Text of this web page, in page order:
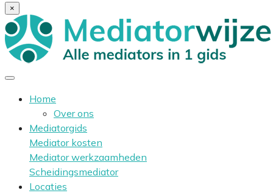
×
Home
Over ons
Mediatorgids
Mediator kosten
Mediator werkzaamheden
Scheidingsmediator
Locaties